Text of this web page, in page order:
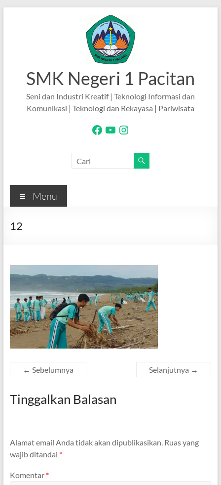
SMK Negeri 1 Pacitan
Seni dan Industri Kreatif | Teknologi Informasi dan
Komunikasi | Teknologi dan Rekayasa | Pariwisata
Facebook
YouTubeInstagram
Menu
12
← Sebelumnya Selanjutnya →
Tinggalkan Balasan
Alamat email Anda tidak akan dipublikasikan. Ruas yang
wajib ditandai *
Komentar *